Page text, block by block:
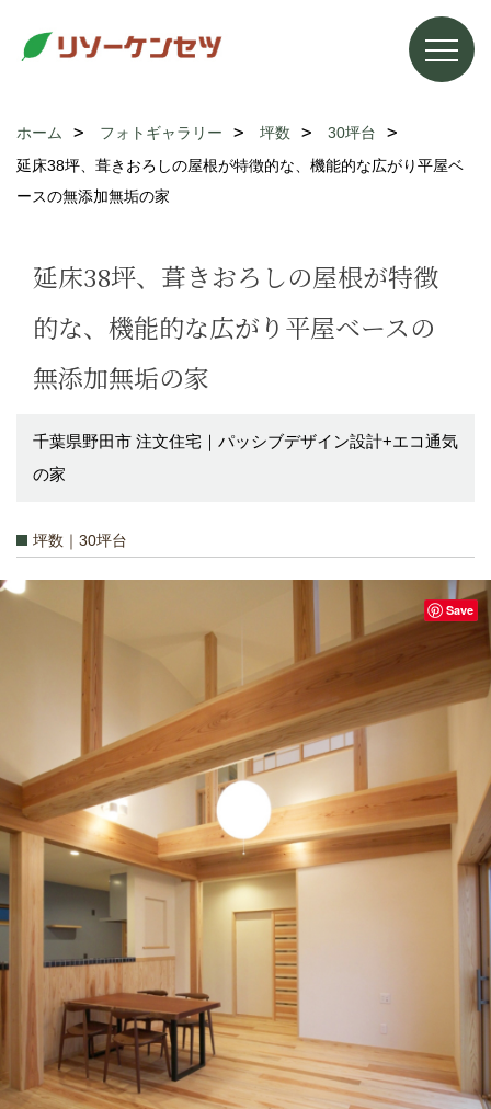
ホーム フォトギャラリー 坪数
30坪台
延床38坪、葺きおろしの屋根が特徴的な、機能的な広がり平屋ベ
ースの無添加無垢の家
延床38坪、葺きおろしの屋根が特徴
的な、機能的な広がり平屋ベースの
無添加無垢の家
千葉県野田市 注文住宅｜パッシブデザイン設計+エコ通気
の家
坪数｜30坪台
Save